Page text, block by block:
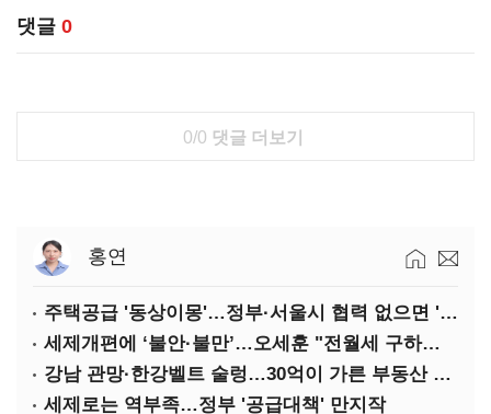
댓글 0
0/0 댓글 더보기
홍연
주택공급 '동상이몽'…정부·서울시 협력 없으면 '공수표'
세제개편에 ‘불안·불만’…오세훈 "전월세 구하기 더 힘들어질 것"
강남 관망·한강벨트 술렁…30억이 가른 부동산 민심
세제로는 역부족…정부 '공급대책' 만지작